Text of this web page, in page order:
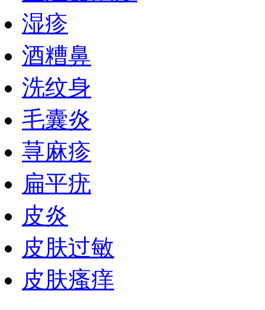
湿疹
酒糟鼻
洗纹身
毛囊炎
荨麻疹
扁平疣
皮炎
皮肤过敏
皮肤瘙痒